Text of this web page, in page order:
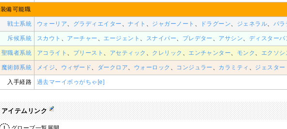
装備可能職
戦士系統 ウォーリア、 グラディエイター 、ナイト 、 ジャガーノート 、 ドラグーン、 ジェネラル、 パラ
斥候系統 スカウト 、 アーチャー 、 エージェント 、 スナイパー、 プレデター 、 アサシン、 ディスターバ
聖職者系統 アコライト 、 プリースト 、 アセティック 、 クレリック 、 エンチャンター、 モンク 、 エクソシ
魔術師系統 メイジ、 ウィザード、 ダークロア、 ウォーロック 、 コンジュラー 、 カラミティ 、 ジェスター
入手経路 過去マーイボゥがちゃ [e]
アイテムリンク